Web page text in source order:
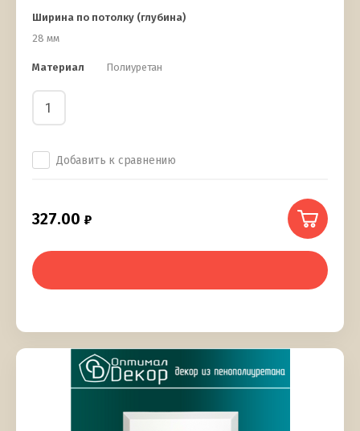
Ширина по потолку (глубина)
28 мм
Материал Полиуретан
Добавить к сравнению
327.00